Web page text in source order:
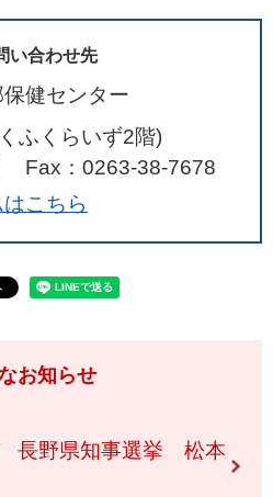
い合わせ先
健センター
ふくらいず2階)
Fax：0263-38-7678
こちら
お知らせ
長野県知事選挙 松本